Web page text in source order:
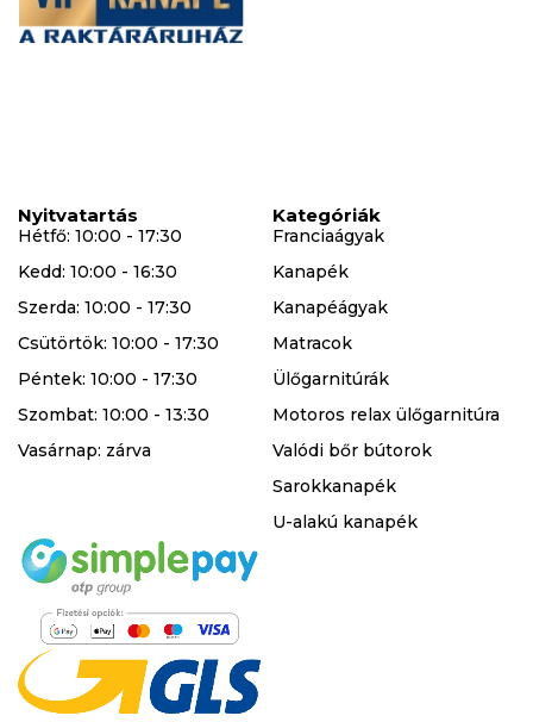
Nyitvatartás
Hétfő: 10:00 - 17:30
Kedd: 10:00 - 16:30
Szerda: 10:00 - 17:30
Csütörtök: 10:00 - 17:30
Péntek: 10:00 - 17:30
Szombat: 10:00 - 13:30
Vasárnap: zárva
Kategóriák
Franciaágyak
Kanapék
Kanapéágyak
Matracok
Ülőgarnitúrák
Motoros relax ülőgarnitúra
Valódi bőr bútorok
Sarokkanapék
U-alakú kanapék